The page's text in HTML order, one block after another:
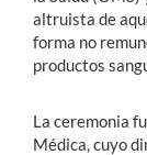
altruista de
forma no
productos
La ceremonia
Médica, cuyo